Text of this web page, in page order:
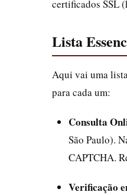
certificados SSL
Lista
Aqui vai uma
para cada um:
Consulta
São Paulo).
CAPTCHA.
Verificação